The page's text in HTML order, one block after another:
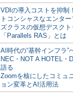
VDIの導入コストを抑制
トコンシャスなエンター
ズクラスの仮想デスクト
「Parallels RAS」とは
AI時代の“基幹インフラ”
NEC・NOT A HOTEL・
語る
Zoomを核にしたコミュ
ョン変革とAI活用法